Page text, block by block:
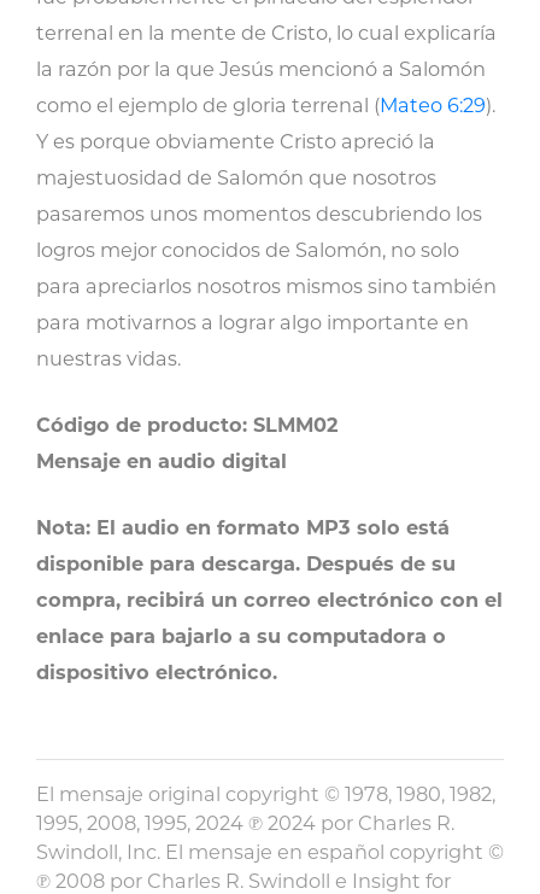
terrenal en la mente de Cristo, lo cual explicaría
la razón por la que Jesús mencionó a Salomón
como el ejemplo de gloria terrenal (Mateo 6:29).
Y es porque obviamente Cristo apreció la
majestuosidad de Salomón que nosotros
pasaremos unos momentos descubriendo los
logros mejor conocidos de Salomón, no solo
para apreciarlos nosotros mismos sino también
para motivarnos a lograr algo importante en
nuestras vidas.
Código de producto: SLMM02
Mensaje en audio digital
Nota: El audio en formato MP3 solo está
disponible para descarga. Después de su
compra, recibirá un correo electrónico con el
enlace para bajarlo a su computadora o
dispositivo electrónico.
El mensaje original copyright © 1978, 1980, 1982,
1995, 2008, 1995, 2024 ℗ 2024 por Charles R.
Swindoll, Inc. El mensaje en español copyright ©
℗ 2008 por Charles R. Swindoll e Insight for